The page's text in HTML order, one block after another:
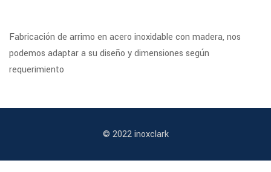
Fabricación de arrimo en acero inoxidable con madera, nos
podemos adaptar a su diseño y dimensiones según
requerimiento
© 2022 inoxclark